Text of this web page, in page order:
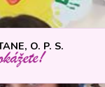
O. P. S.